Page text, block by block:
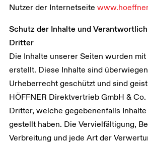
Nutzer der Internetseite
Schutz der Inhalte und
Dritter
Die Inhalte unserer Seiten wurden
erstellt. Diese Inhalte sind
Urheberrecht geschützt und sind
HÖFFNER Direktvertrieb GmbH &
Dritter, welche gegebenenfalls
gestellt haben. Die Vervielfältigung,
Verbreitung und jede Art der